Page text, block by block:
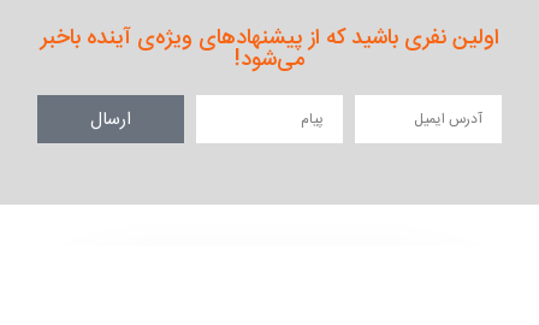
اولین نفری باشید که از پیشنهادهای ویژه‌ی آینده باخبر
می‌شود!
ارسال